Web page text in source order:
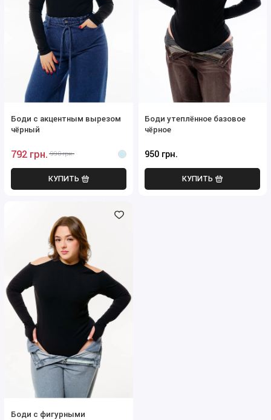
Боди с акцентным вырезом
чёрный
792 грн. 990 грн.
КУПИТЬ
Боди утеплённое базовое
чёрное
950 грн.
КУПИТЬ
Боди с фигурными